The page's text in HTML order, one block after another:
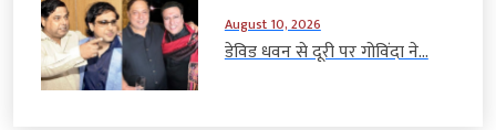
August 10, 2026
डेविड धवन से दूरी पर गोविंदा ने...